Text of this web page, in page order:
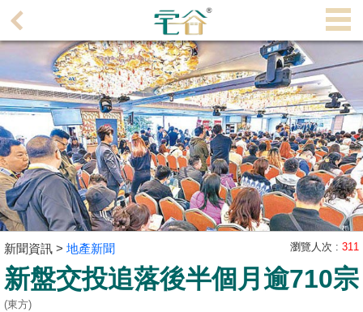
理
主
頁
樓/
成
交
業
主
放
盤
新聞資訊 > 地產新聞 瀏覽人次 : 311
新盤交投追落後半個月逾710宗
(東方)